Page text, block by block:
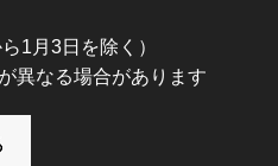
1月3日を除く）
異なる場合があります